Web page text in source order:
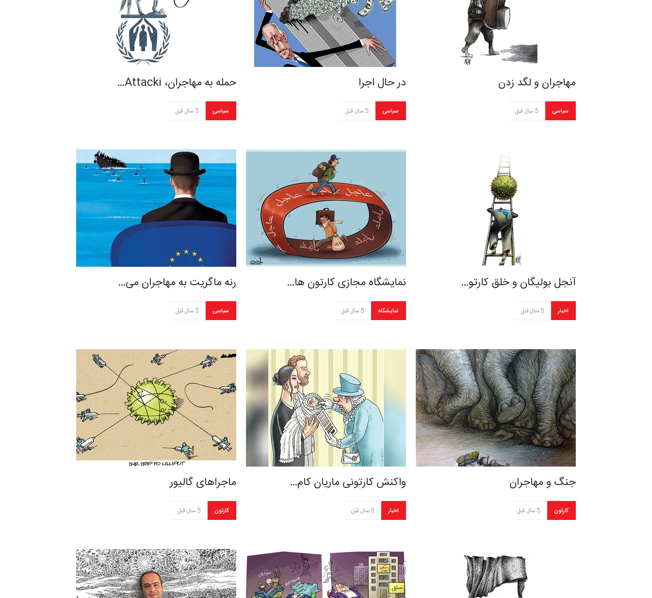
حمله به مهاجران، Attacki…
سیاسی 5 سال قبل
در حال اجرا
سیاسی 5 سال قبل
مهاجران و لگد زدن
سیاسی 5 سال قبل
رنه ماگریت به مهاجران می…
سیاسی 5 سال قبل
نمایشگاه مجازی کارتون ها…
نمایشگاه 5 سال قبل
آنجل بولیگان و خلق کارتو…
اخبار 5 سال قبل
ماجراهای گالیور
کارتون 5 سال قبل
واکنش کارتونی ماریان کام…
اخبار 5 سال قبل
جنگ و مهاجران
کارتون 5 سال قبل